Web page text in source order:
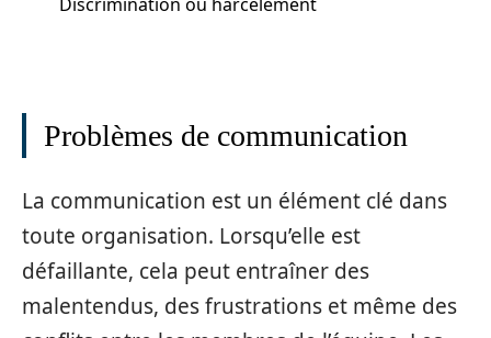
Problèmes de communication
La communication est un élément clé dans
toute organisation. Lorsqu’elle est
défaillante, cela peut entraîner des
malentendus, des frustrations et même des